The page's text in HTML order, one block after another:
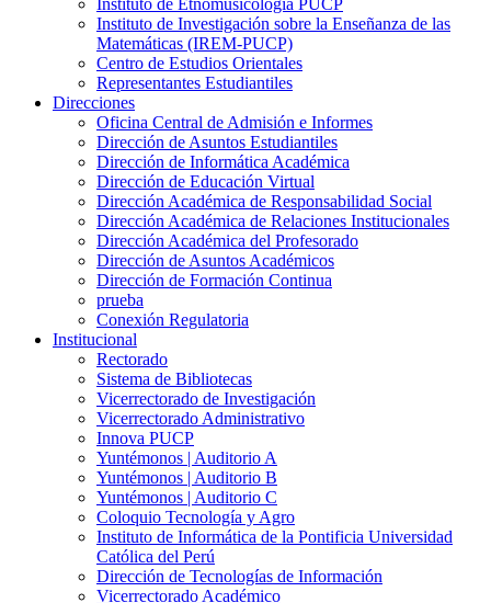
Instituto de Etnomusicología PUCP
Instituto de Investigación sobre la Enseñanza de las
Matemáticas (IREM-PUCP)
Centro de Estudios Orientales
Representantes Estudiantiles
Direcciones
Oficina Central de Admisión e Informes
Dirección de Asuntos Estudiantiles
Dirección de Informática Académica
Dirección de Educación Virtual
Dirección Académica de Responsabilidad Social
Dirección Académica de Relaciones Institucionales
Dirección Académica del Profesorado
Dirección de Asuntos Académicos
Dirección de Formación Continua
prueba
Conexión Regulatoria
Institucional
Rectorado
Sistema de Bibliotecas
Vicerrectorado de Investigación
Vicerrectorado Administrativo
Innova PUCP
Yuntémonos | Auditorio A
Yuntémonos | Auditorio B
Yuntémonos | Auditorio C
Coloquio Tecnología y Agro
Instituto de Informática de la Pontificia Universidad
Católica del Perú
Dirección de Tecnologías de Información
Vicerrectorado Académico